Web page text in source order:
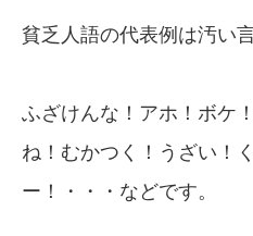
貧乏人語の代表例は汚い
ふざけんな！アホ！ボケ
ね！むかつく！うざい！
ー！・・・などです。